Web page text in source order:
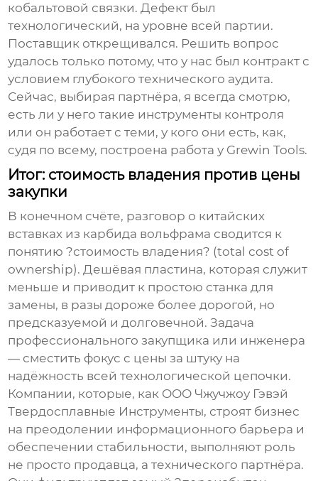
кобальтовой связки. Дефект был
технологический, на уровне всей партии.
Поставщик открещивался. Решить вопрос
удалось только потому, что у нас был контракт с
условием глубокого технического аудита.
Сейчас, выбирая партнёра, я всегда смотрю,
есть ли у него такие инструменты контроля
или он работает с теми, у кого они есть, как,
судя по всему, построена работа у Grewin Tools.
Итог: стоимость владения против цены
закупки
В конечном счёте, разговор о китайских
вставках из карбида вольфрама сводится к
понятию ?стоимость владения? (total cost of
ownership). Дешёвая пластина, которая служит
меньше и приводит к простою станка для
замены, в разы дороже более дорогой, но
предсказуемой и долговечной. Задача
профессионального закупщика или инженера
— сместить фокус с цены за штуку на
надёжность всей технологической цепочки.
Компании, которые, как ООО Чжучжоу Гэвэй
Твердосплавные Инструменты, строят бизнес
на преодолении информационного барьера и
обеспечении стабильности, выполняют роль
не просто продавца, а технического партнёра.